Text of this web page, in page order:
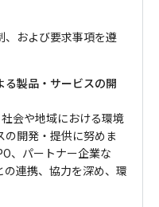
、および要求事項を遵
る製品・サービスの開
会や地域における環境
開発・提供に努めま
、パートナー企業な
連携、協力を深め、環